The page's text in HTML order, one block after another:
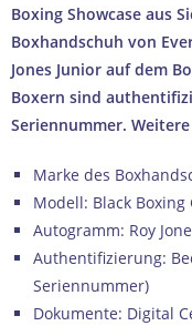
Boxing Showcase aus
Boxhandschuh von
Jones Junior auf dem
Boxern sind
Seriennummer.
Marke des
Modell: Black Boxing
Autogramm: Roy
Authentifizierung:
Seriennummer)
Dokumente: Digital